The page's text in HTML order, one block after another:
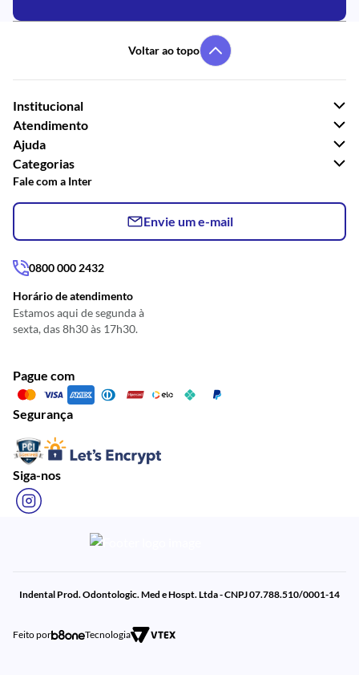
Voltar ao topo
Institucional
Atendimento
Ajuda
Categorias
Fale com a Inter
Envie um e-mail
0800 000 2432
Horário de atendimento
Estamos aqui de segunda à
sexta, das 8h30 às 17h30.
Pague com
Segurança
Siga-nos
Indental Prod. Odontologic. Med e Hospt. Ltda - CNPJ 07.788.510/0001-14
Feito por Tecnologia